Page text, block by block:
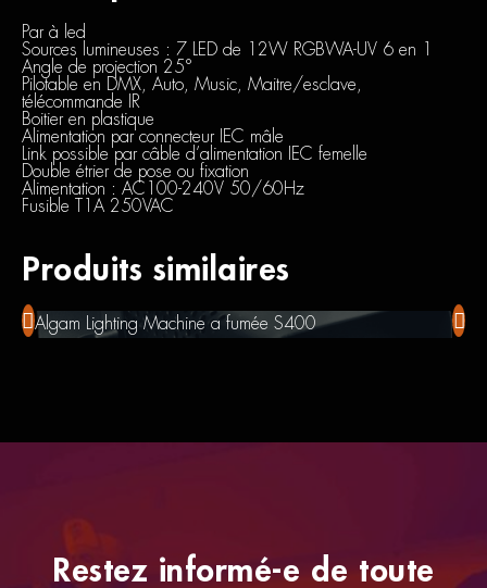
Par à led
Sources lumineuses : 7 LED de 12W RGBWA-UV 6 en 1
Angle de projection 25°
Pilotable en DMX, Auto, Music, Maitre/esclave,
télécommande IR
Boitier en plastique
Alimentation par connecteur IEC mâle
Link possible par câble d’alimentation IEC femelle
Double étrier de pose ou fixation
Alimentation : AC100-240V 50/60Hz
Fusible T1A 250VAC
Produits similaires
Algam Lighting Machine a fumée S400 Sac
Restez informé-e de toute